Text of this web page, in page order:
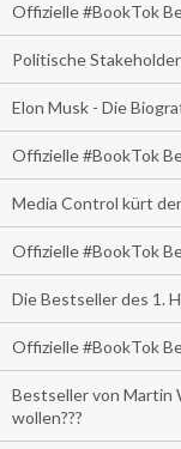
Offizielle #BookTok
Politische
Elon Musk - Die
Offizielle #BookTok
Media Control kürt
Offizielle #BookTok
Die Bestseller des 1.
Offizielle #BookTok
Bestseller von Martin
wollen???